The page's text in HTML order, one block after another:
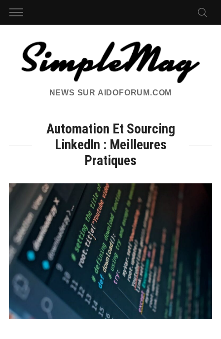
NEWS SUR AIDOFORUM.COM
Automation Et Sourcing
LinkedIn : Meilleures
Pratiques